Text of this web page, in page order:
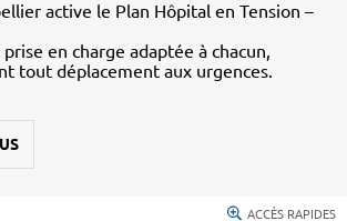
active le Plan Hôpital en Tension –
en charge adaptée à chacun,
tout déplacement aux urgences.
ACCÈS RAPIDES